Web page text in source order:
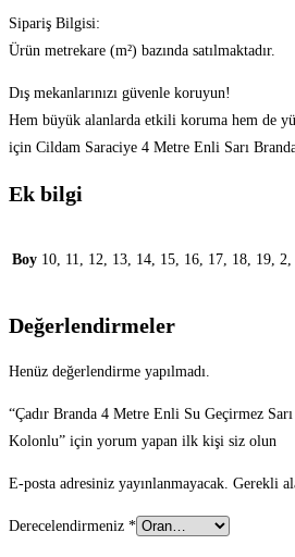
Sipariş Bilgisi:
Ürün metrekare (m²) bazında satılmaktadır.
Dış mekanlarınızı güvenle koruyun!
Hem büyük alanlarda etkili koruma hem de
için Cildam Saraciye 4 Metre Enli Sarı
Ek bilgi
Boy 10, 11, 12, 13, 14, 15, 16, 17, 18, 19,
Değerlendirmeler
Henüz değerlendirme yapılmadı.
“Çadır Branda 4 Metre Enli Su Geçirmez
Kolonlu” için yorum yapan ilk kişi siz olun
E-posta adresiniz yayınlanmayacak. Gerekli
Derecelendirmeniz *